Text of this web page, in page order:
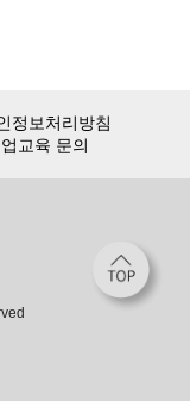
정보처리방침
교육 문의